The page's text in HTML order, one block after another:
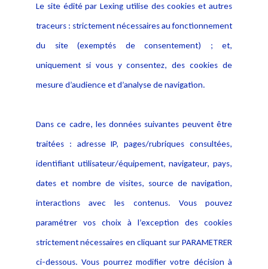
Alerte professionnelle
Déclaration d'accessibilité
Notice Légale
Politique de protection des
données
Publications
Le site édité par Lexing utilise des cookies et autres
traceurs : strictement nécessaires au fonctionnement
du site (exemptés de consentement) ; et,
uniquement si vous y consentez, des cookies de
mesure d’audience et d’analyse de navigation.
Dans ce cadre, les données suivantes peuvent être
traitées : adresse IP, pages/rubriques consultées,
identifiant utilisateur/équipement, navigateur, pays,
dates et nombre de visites, source de navigation,
interactions avec les contenus. Vous pouvez
paramétrer vos choix à l’exception des cookies
strictement nécessaires en cliquant sur PARAMETRER
ci-dessous. Vous pourrez modifier votre décision à